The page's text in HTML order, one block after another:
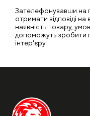
Зателефонувавши на
отримати відповіді на
наявність товару,
допоможуть зробити
інтер'єру.